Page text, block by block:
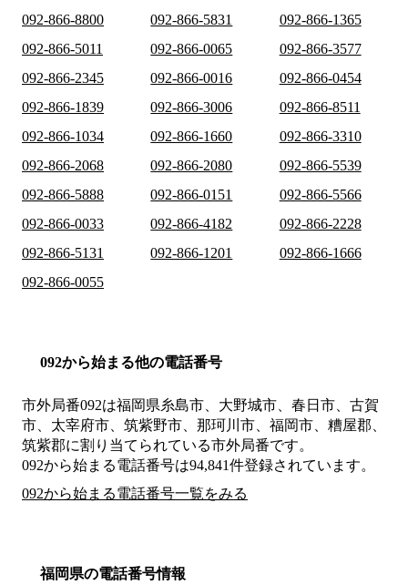
092-866-8800
092-866-5831
092-866-1365
092-866-5011
092-866-0065
092-866-3577
092-866-2345
092-866-0016
092-866-0454
092-866-1839
092-866-3006
092-866-8511
092-866-1034
092-866-1660
092-866-3310
092-866-2068
092-866-2080
092-866-5539
092-866-5888
092-866-0151
092-866-5566
092-866-0033
092-866-4182
092-866-2228
092-866-5131
092-866-1201
092-866-1666
092-866-0055
092から始まる他の電話番号
市外局番092は福岡県糸島市、大野城市、春日市、古賀
市、太宰府市、筑紫野市、那珂川市、福岡市、糟屋郡、
筑紫郡に割り当てられている市外局番です。
092から始まる電話番号は94,841件登録されています。
092から始まる電話番号一覧をみる
福岡県の電話番号情報